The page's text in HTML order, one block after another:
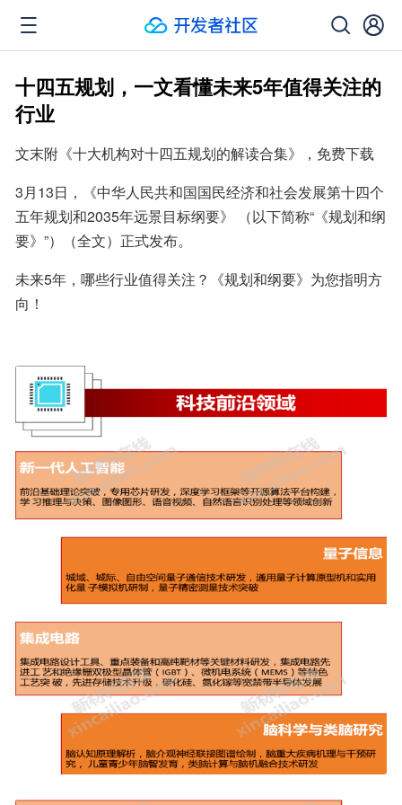
十四五规划，一文看懂未来5年值得关注的
行业
文末附《十大机构对十四五规划的解读合集》，免费下载
3月13日，《中华人民共和国国民经济和社会发展第十四个
五年规划和2035年远景目标纲要》 （以下简称“《规划和纲
要》”）（全文）正式发布。
未来5年，哪些行业值得关注？《规划和纲要》为您指明方
向！